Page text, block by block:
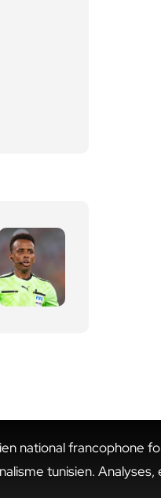
national francophone
tunisien.